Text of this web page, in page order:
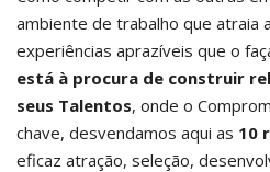
ambiente de trabalho que atraia
experiências aprazíveis que o
está à procura de construir
seus Talentos, onde o
chave, desvendamos aqui as 10
eficaz atração, seleção,